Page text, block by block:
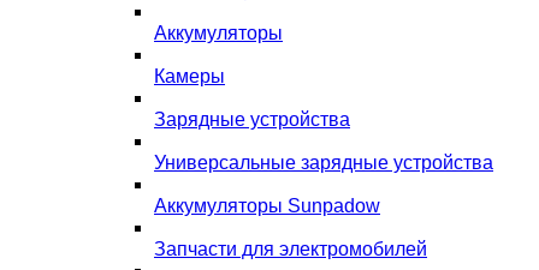
Аккумуляторы
Камеры
Зарядные устройства
Универсальные зарядные устройства
Аккумуляторы Sunpadow
Запчасти для электромобилей